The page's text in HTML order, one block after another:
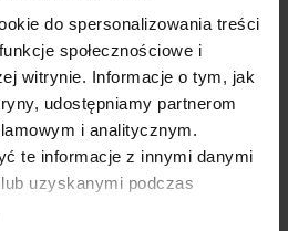
do spersonalizowania treści
społecznościowe i
witrynie. Informacje o tym, jak
udostępniamy partnerom
i analitycznym.
te informacje z innymi danymi
uzyskanymi podczas
się, że dzięki dobrej i sprawnej
w proces przygotowania
stabilnej i satysfakcjonującej dla
- mówiJan Bagatela,